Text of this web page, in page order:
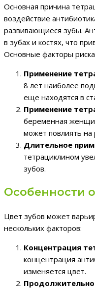
Основная причина
воздействие
развивающиеся зубы.
в зубах и костях, что
Основные факторы
Применение
8 лет наиболее
еще находятся в
Применение
беременная
может повлиять
Длительное
тетрациклином
зубов.
Особенности
Цвет зубов может
нескольких факторов:
Концентрация
концентрация
изменяется цвет.